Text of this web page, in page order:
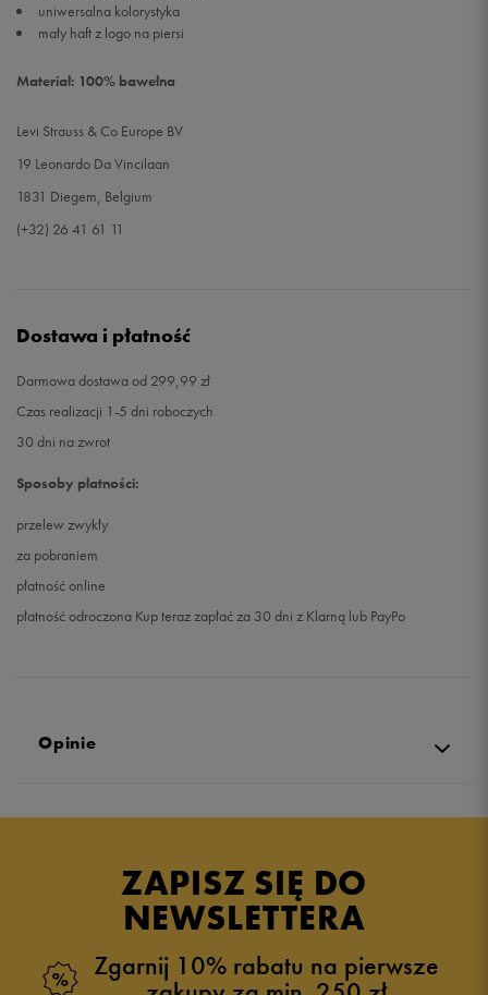
uniwersalna kolorystyka
mały haft z logo na piersi
Materiał: 100% bawełna
Levi Strauss & Co Europe BV
19 Leonardo Da Vincilaan
1831 Diegem, Belgium
(+32) 26 41 61 11
Dostawa i płatność
Darmowa dostawa od 299,99 zł
Czas realizacji 1-5 dni roboczych
30 dni na zwrot
Sposoby płatności:
przelew zwykły
za pobraniem
płatność online
płatność odroczona Kup teraz zapłać za 30 dni z Klarną lub PayPo
Opinie
5.0
zebranych i zweryfikowanych przez
ZAPISZ SIĘ DO
NEWSLETTERA
Zgarnij 10% rabatu na pierwsze